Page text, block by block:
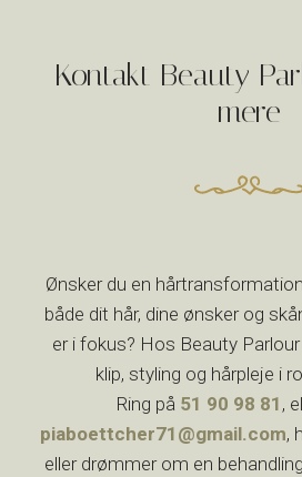
Kontakt Beauty
mere
Ønsker du en
både dit hår, dine ønsker og
er i fokus? Hos Beauty
klip, styling og hårpleje i
Ring på 51 90 98 81 ,
piaboettcher71@gmail.com,
eller drømmer om en